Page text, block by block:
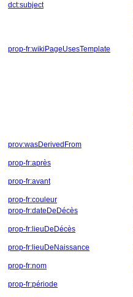
dct:subject
prop-fr:wikiPageUsesTemplate
prov:wasDerivedFrom
prop-fr:après
prop-fr:avant
prop-fr:couleur
prop-fr:dateDeDécès
prop-fr:lieuDeDécès
prop-fr:lieuDeNaissance
prop-fr:nom
prop-fr:période